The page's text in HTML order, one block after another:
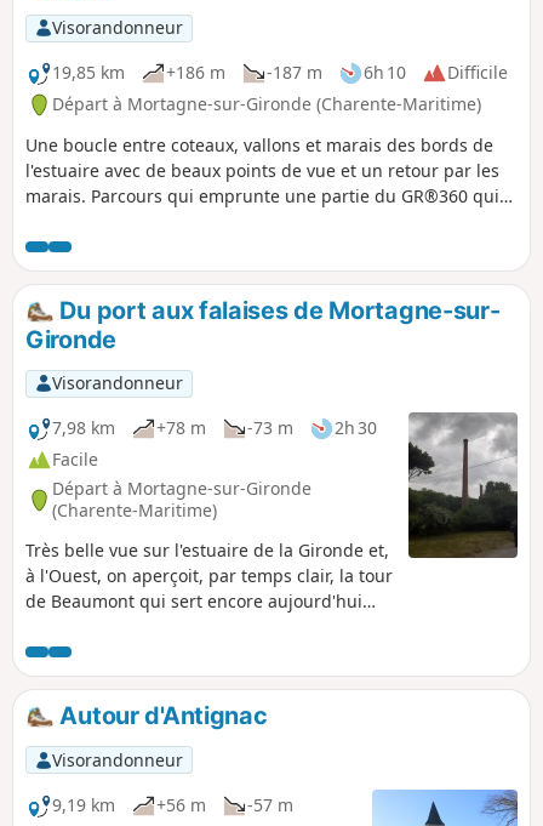
Visorandonneur
19,85 km
+186 m -187 m 6h 10
Difficile
Départ à Mortagne-sur-Gironde (Charente-Maritime)
Une boucle entre coteaux, vallons et marais des bords de
l'estuaire avec de beaux points de vue et un retour par les
marais. Parcours qui emprunte une partie du GR®360 qui
Du port aux falaises de Mortagne-sur-
Gironde
Visorandonneur
7,98 km
+78 m -73 m
2h 30
Facile
Départ à Mortagne-sur-Gironde
(Charente-Maritime)
Très belle vue sur l'estuaire de la Gironde et,
à l'Ouest, on aperçoit, par temps clair, la tour
de Beaumont qui sert encore aujourd'hui
Autour d'Antignac
Visorandonneur
9,19 km
+56 m
-57 m